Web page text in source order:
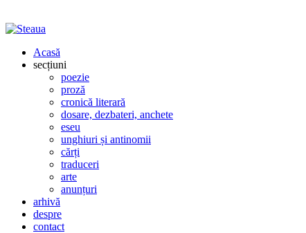
Acasă
secțiuni
poezie
proză
cronică literară
dosare, dezbateri, anchete
eseu
unghiuri și antinomii
cărți
traduceri
arte
anunțuri
arhivă
despre
contact